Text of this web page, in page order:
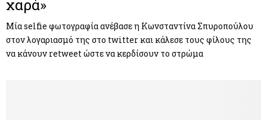
χαρά»
Μία selfie φωτογραφία ανέβασε η Κωνσταντίνα Σπυροπούλου
στον λογαριασμό της στο twitter και κάλεσε τους φίλους της
να κάνουν retweet ώστε να κερδίσουν το στρώμα